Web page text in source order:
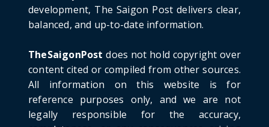
Prime Minister Lê Minh Hưng’s Visit to
Russia: A New Step Fo...
HOTNEWS
Politburo: Strictly Handle Acts of Using
Pirated Software, C...
June 21, 2026
development, The Saigon Post delivers clear,
balanced, and up-to-date information.
TheSaigonPost does not hold copyright over
content cited or compiled from other sources.
All information on this website is for
reference purposes only, and we are not
legally responsible for the accuracy,